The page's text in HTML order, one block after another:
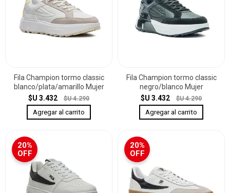
Fila Champion tormo classic
blanco/plata/amarillo Mujer
$U 3.432
$U 4.290
Fila Champion tormo classic
negro/blanco Mujer
$U 3.432
$U 4.290
20%
OFF
20%
OFF